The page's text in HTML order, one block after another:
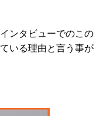
ンタビューでのこの
いる理由と言う事が